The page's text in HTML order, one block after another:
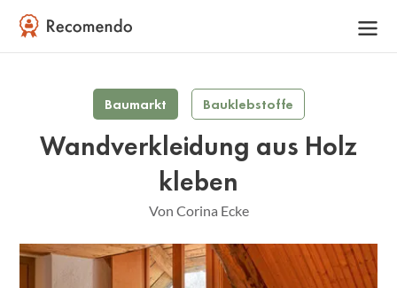
Baumarkt Bauklebstoffe
Wandverkleidung aus Holz
kleben
Von Corina Ecke